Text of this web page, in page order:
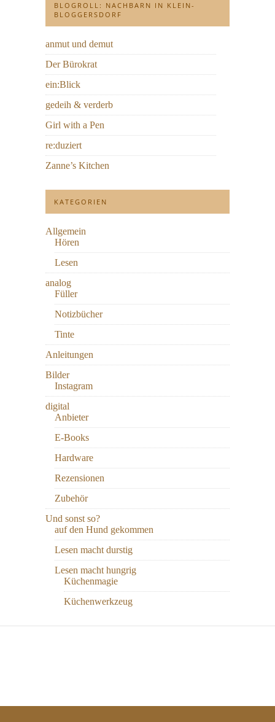
BLOGROLL: NACHBARN IN KLEIN-
BLOGGERSDORF
anmut und demut
Der Bürokrat
ein:Blick
gedeih & verderb
Girl with a Pen
re:duziert
Zanne’s Kitchen
KATEGORIEN
Allgemein
Hören
Lesen
analog
Füller
Notizbücher
Tinte
Anleitungen
Bilder
Instagram
digital
Anbieter
E-Books
Hardware
Rezensionen
Zubehör
Und sonst so?
auf den Hund gekommen
Lesen macht durstig
Lesen macht hungrig
Küchenmagie
Küchenwerkzeug